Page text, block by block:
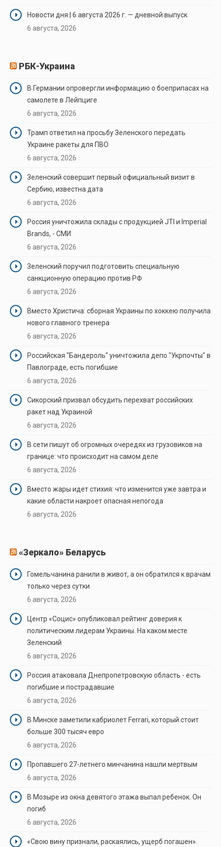
Новости дня | 6 августа 2026 г. — дневной выпуск
6 августа, 2026
РБК-Украина
В Германии опровергли информацию о боеприпасах на
самолете в Лейпциге
6 августа, 2026
Трамп ответил на просьбу Зеленского передать
Украине ракеты для ПВО
6 августа, 2026
Зеленский совершит первый официальный визит в
Сербию, известна дата
6 августа, 2026
Россия уничтожила склады с продукцией JTI и Imperial
Brands, - СМИ
6 августа, 2026
Зеленский поручил подготовить специальную
санкционную операцию против РФ
6 августа, 2026
Вместо Христича: сборная Украины по хоккею получила
нового главного тренера
6 августа, 2026
Российская "Бандероль" уничтожила депо "Укрпочты" в
Павлограде, есть погибшие
6 августа, 2026
Сикорский призвал обсудить перехват российских
ракет над Украиной
6 августа, 2026
В сети пишут об огромных очередях из грузовиков на
границе: что происходит на самом деле
6 августа, 2026
Вместо жары идет стихия: что изменится уже завтра и
какие области накроет опасная непогода
6 августа, 2026
«Зеркало» Беларусь
Гомельчанина ранили в живот, а он обратился к врачам
только через сутки
6 августа, 2026
Центр «Социс» опубликовал рейтинг доверия к
политическим лидерам Украины. На каком месте
Зеленский
6 августа, 2026
Россия атаковала Днепропетровскую область - есть
погибшие и пострадавшие
6 августа, 2026
В Минске заметили кабриолет Ferrari, который стоит
больше 300 тысяч евро
6 августа, 2026
Пропавшего 27-летнего минчанина нашли мертвым
6 августа, 2026
В Мозыре из окна девятого этажа выпал ребенок. Он
погиб
6 августа, 2026
«Свою вину признали, раскаялись, ущерб погашен».